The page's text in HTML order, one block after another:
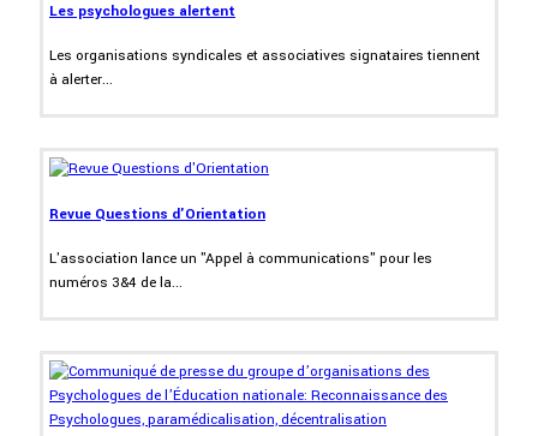
Les psychologues alertent
Les organisations syndicales et associatives signataires tiennent
à alerter...
Revue Questions d'Orientation
L'association lance un "Appel à communications" pour les
numéros 3&4 de la...